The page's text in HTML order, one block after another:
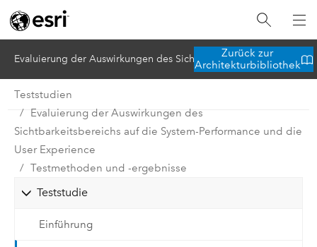
Evaluierung der Auswirkungen des Sichtbarkeitsbereichs auf die
Zurück zur
Architekturbibliothek
Teststudien
Evaluierung der Auswirkungen des
Sichtbarkeitsbereichs auf die System-Performance und die
User Experience
Testmethoden und -ergebnisse
Teststudie
Einführung